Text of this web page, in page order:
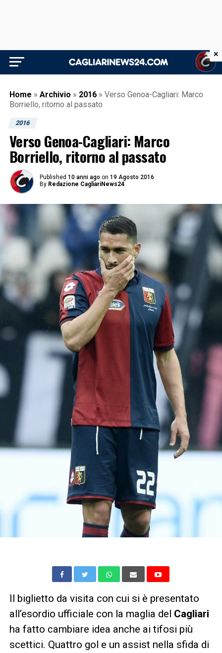
Home » Archivio » 2016 » Verso Genoa-Cagliari: Marco
Borriello, ritorno al passato
2016
Verso Genoa-Cagliari: Marco
Borriello, ritorno al passato
Published 10 anni ago on 19 Agosto 2016
By Redazione CagliariNews24
Il biglietto da visita con cui si è presentato
all’esordio ufficiale con la maglia del Cagliari
ha fatto cambiare idea anche ai tifosi più
scettici. Quattro gol e un assist nella sfida di
×